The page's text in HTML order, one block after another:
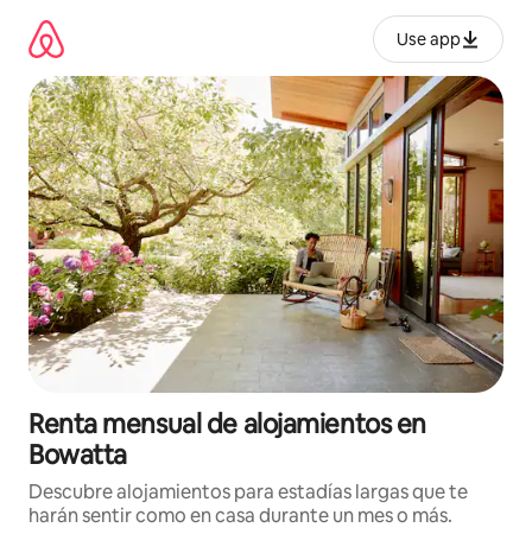
contenido
Use app
Renta mensual de alojamientos en
Bowatta
Descubre alojamientos para estadías largas que te
harán sentir como en casa durante un mes o más.